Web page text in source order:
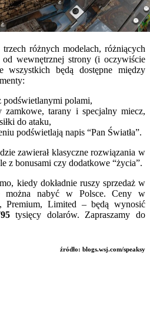
różnych modelach, różniących
wewnętrznej strony (i oczywiście
będą dostępne między
polami,
zamkowe, tarany i specjalny miecz,
do ataku,
podświetlają napis “Pan Światła”.
zawierał klasyczne rozwiązania w
z bonusami czy dodatkowe “życia”.
kiedy dokładnie ruszy sprzedaż w
nabyć w Polsce. Ceny w
Premium, Limited – będą wynosić
tysięcy dolarów. Zapraszamy do
źródło: blogs.wsj.com/speaksy